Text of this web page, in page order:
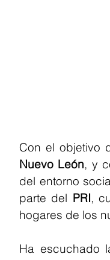
Nuevo León, y
del entorno
parte del PRI,
hogares de los
Ha escuchado